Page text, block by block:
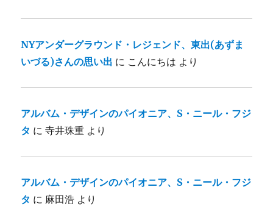
NYアンダーグラウンド・レジェンド、東出(あずま
いづる)さんの思い出 に こんにちは より
アルバム・デザインのパイオニア、S・ニール・フジ
タ に寺井珠重 より
アルバム・デザインのパイオニア、S・ニール・フジ
タ に 麻田浩 より